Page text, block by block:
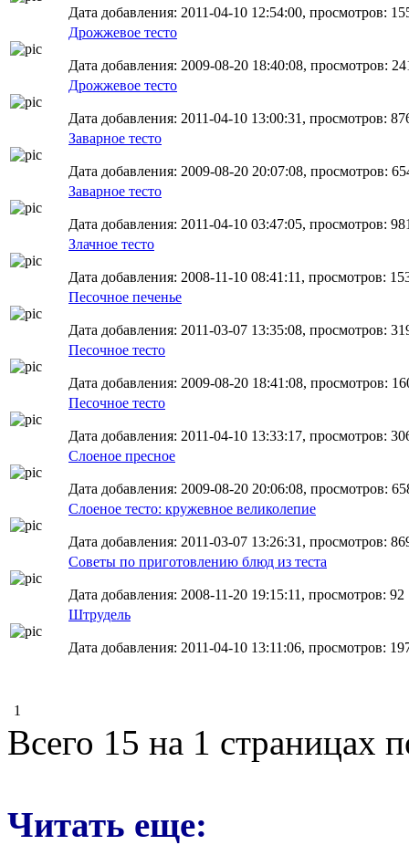
Дата добавления: 2011-04-10 12:54:00, просмотров:
Дрожжевое тесто
Дата добавления: 2009-08-20 18:40:08, просмотров:
Дрожжевое тесто
Дата добавления: 2011-04-10 13:00:31, просмотров:
Заварное тесто
Дата добавления: 2009-08-20 20:07:08, просмотров:
Заварное тесто
Дата добавления: 2011-04-10 03:47:05, просмотров:
Злачное тесто
Дата добавления: 2008-11-10 08:41:11, просмотров:
Песочное печенье
Дата добавления: 2011-03-07 13:35:08, просмотров:
Песочное тесто
Дата добавления: 2009-08-20 18:41:08, просмотров:
Песочное тесто
Дата добавления: 2011-04-10 13:33:17, просмотров:
Слоеное пресное
Дата добавления: 2009-08-20 20:06:08, просмотров:
Слоеное тесто: кружевное великолепие
Дата добавления: 2011-03-07 13:26:31, просмотров:
Советы по приготовлению блюд из теста
Дата добавления: 2008-11-20 19:15:11, просмотров: 92
Штрудель
Дата добавления: 2011-04-10 13:11:06, просмотров:
1
Всего 15 на 1 страницах
Читать еще: